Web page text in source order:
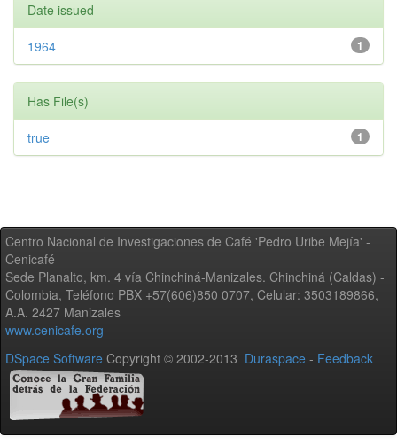
Date issued
1
1964
Has File(s)
1
true
Centro Nacional de Investigaciones de Café 'Pedro Uribe Mejía' -
Cenicafé
Sede Planalto, km. 4 vía Chinchiná-Manizales. Chinchiná (Caldas) -
Colombia, Teléfono PBX +57(606)850 0707, Celular: 3503189866,
A.A. 2427 Manizales
www.cenicafe.org
DSpace Software Copyright © 2002-2013 Duraspace - Feedback